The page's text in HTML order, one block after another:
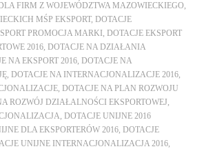
FIRM Z WOJEWÓDZTWA MAZOWIECKIEGO,
MŚP EKSPORT,DOTACJE
PROMOCJA MARKI ,DOTACJE EKSPORT
2016,DOTACJE NA DZIAŁANIA
NA EKSPORT 2016,DOTACJE NA
,DOTACJE NA INTERNACJONALIZACJE 2016,
,DOTACJE NA PLAN ROZWOJU
ROZWÓJ DZIAŁALNOŚCI EKSPORTOWEJ,
,DOTACJE UNIJNE 2016
DLA EKSPORTERÓW 2016,DOTACJE
UNIJNE INTERNACJONALIZACJA 2016,